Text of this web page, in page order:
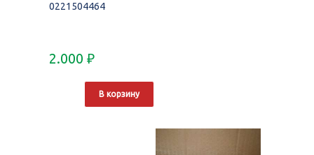
0221504464
2.000 ₽
В корзину